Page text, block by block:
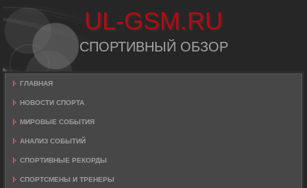
UL-GSM.RU
СПОРТИВНЫЙ ОБЗОР
ГЛАВНАЯ
НОВОСТИ СПОРТА
МИРОВЫЕ СОБЫТИЯ
АНАЛИЗ СОБЫТИЙ
СПОРТИВНЫЕ РЕКОРДЫ
СПОРТСМЕНЫ И ТРЕНЕРЫ